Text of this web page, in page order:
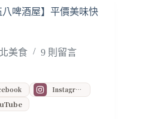
啤酒屋】平價美味快
美食 9 則留言
Instagram